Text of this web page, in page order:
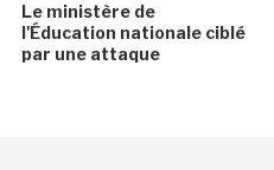
Le ministère de
l'Éducation nationale ciblé
par une attaque